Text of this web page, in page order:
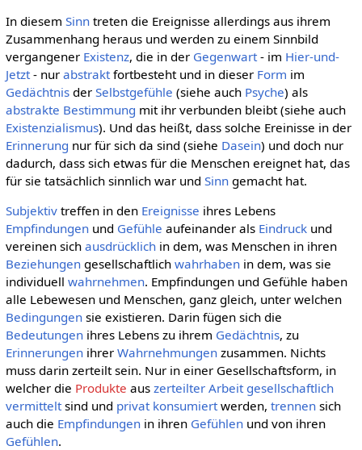
In diesem Sinntreten die Ereignisse allerdings aus ihrem
Zusammenhang heraus und werden zu einem Sinnbild
vergangener Existenz, die in der Gegenwart- im Hier-und-
Jetzt- nur abstraktfortbesteht und in dieser Form im
Gedächtnisder Selbstgefühle (siehe auch Psyche) als
abstrakte Bestimmung mit ihr verbunden bleibt (siehe auch
Existenzialismus). Und das heißt, dass solche Ereinisse in der
Erinnerung nur für sich da sind (siehe Dasein) und doch nur
dadurch, dass sich etwas für die Menschen ereignet hat, das
für sie tatsächlich sinnlich war und Sinngemacht hat.
Subjektivtreffen in den Ereignisse ihres Lebens
Empfindungenund Gefühle aufeinander als Eindruckund
vereinen sich ausdrücklichin dem, was Menschen in ihren
Beziehungengesellschaftlich wahrhabenin dem, was sie
individuell wahrnehmen. Empfindungen und Gefühle haben
alle Lebewesen und Menschen, ganz gleich, unter welchen
Bedingungensie existieren. Darin fügen sich die
Bedeutungenihres Lebens zu ihrem Gedächtnis, zu
Erinnerungenihrer Wahrnehmungenzusammen. Nichts
muss darin zerteilt sein. Nur in einer Gesellschaftsform, in
welcher die Produkte aus zerteilter Arbeit gesellschaftlich
vermitteltsind und privat konsumiertwerden, trennensich
auch die Empfindungenin ihren Gefühlenund von ihren
Gefühlen.